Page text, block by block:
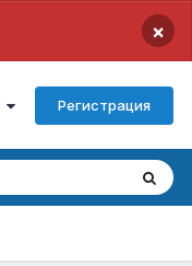
×
Регистрация